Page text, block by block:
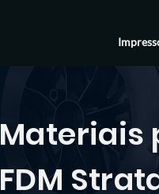
Materiais
FDM